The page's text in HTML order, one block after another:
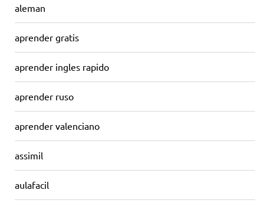
aleman
aprender gratis
aprender ingles rapido
aprender ruso
aprender valenciano
assimil
aulafacil